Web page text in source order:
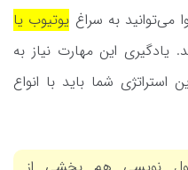
می‌توانید به سراغ یوتیوب یا
یادگیری این مهارت نیاز به
استراتژی شما باید با انواع